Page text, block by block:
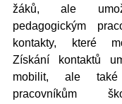
žáků, ale
pedagogickým
kontakty, které
Získání kontaktů
mobilit, ale
pracovníkům